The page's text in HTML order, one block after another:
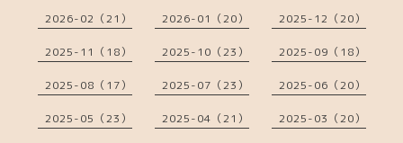
2026-02（21） 2026-01（20） 2025-12（20）
2025-11（18） 2025-10（23） 2025-09（18）
2025-08（17） 2025-07（23） 2025-06（20）
2025-05（23） 2025-04（21） 2025-03（20）